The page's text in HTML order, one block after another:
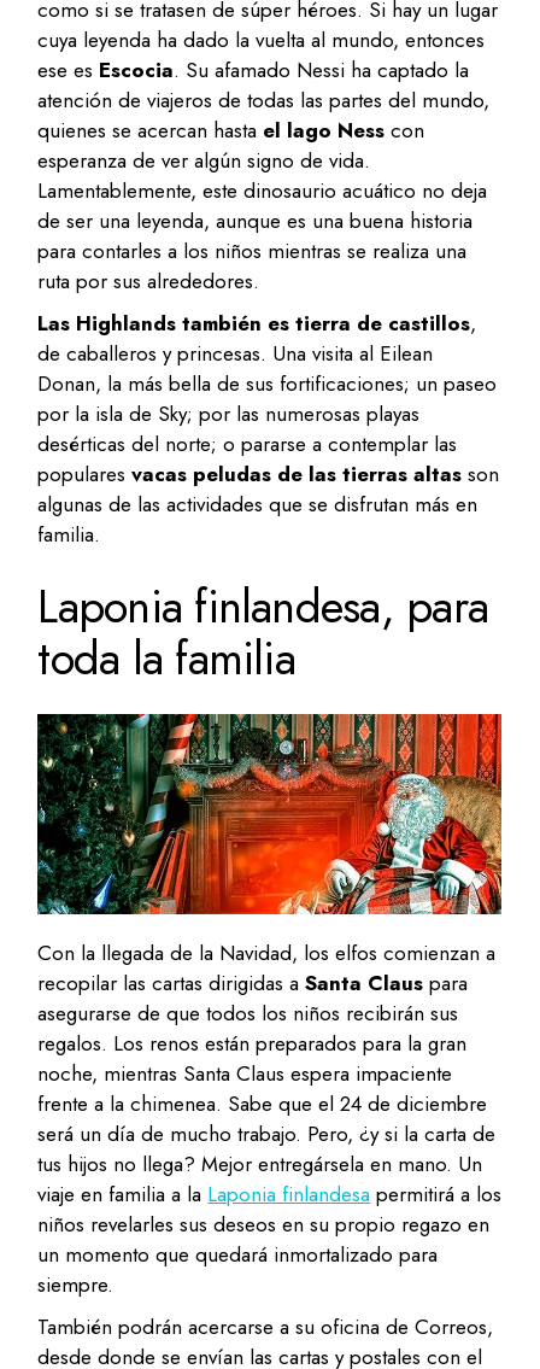
como si se tratasen de súper héroes. Si hay un lugar
cuya leyenda ha dado la vuelta al mundo, entonces
ese es Escocia. Su afamado Nessi ha captado la
atención de viajeros de todas las partes del mundo,
quienes se acercan hasta el lago Ness con
esperanza de ver algún signo de vida.
Lamentablemente, este dinosaurio acuático no deja
de ser una leyenda, aunque es una buena historia
para contarles a los niños mientras se realiza una
ruta por sus alrededores.
Las Highlands también es tierra de castillos,
de caballeros y princesas. Una visita al Eilean
Donan, la más bella de sus fortificaciones; un paseo
por la isla de Sky; por las numerosas playas
desérticas del norte; o pararse a contemplar las
popularesvacas peludas de las tierras altas son
algunas de las actividades que se disfrutan más en
familia.
Laponia finlandesa, para
toda la familia
Con la llegada de la Navidad, los elfos comienzan a
recopilar las cartas dirigidas aSanta Claus para
asegurarse de que todos los niños recibirán sus
regalos. Los renos están preparados para la gran
noche, mientras Santa Claus espera impaciente
frente a la chimenea. Sabe que el 24 de diciembre
será un día de mucho trabajo. Pero, ¿y si la carta de
tus hijos no llega? Mejor entregársela en mano. Un
viaje en familia a la Laponia finlandesa permitirá a los
niños revelarles sus deseos en su propio regazo en
un momento que quedará inmortalizado para
siempre.
También podrán acercarse a su oficina de Correos,
desde donde se envían las cartas y postales con el